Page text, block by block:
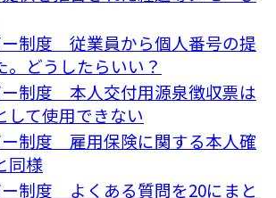
制度 従業員から個人番号の提
。どうしたらいい？
制度 本人交付用源泉徴収票は
して使用できない
制度 雇用保険に関する本人確
同様
制度 よくある質問を20にまと